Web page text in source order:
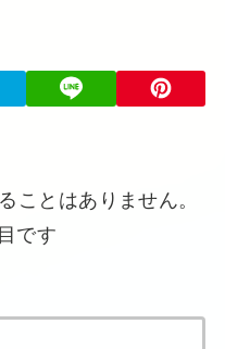
ことはありません。
です